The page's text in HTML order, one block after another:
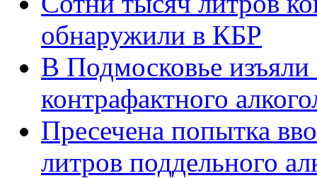
обнаружили в КБР
В Подмосковье
контрафактного
Пресечена попытка
литров поддельного